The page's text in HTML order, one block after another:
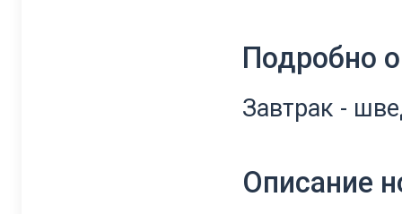
Подробно
Завтрак -
Описание